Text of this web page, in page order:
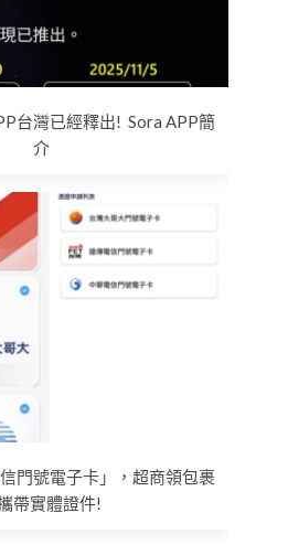
台灣已經釋出! Sora APP簡
介
門號電子卡」，超商領包裹
帶實體證件!